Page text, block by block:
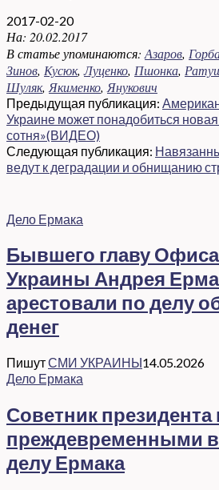
2017-02-20
На: 20.02.2017
В статье упоминаются: Азаров,
Зинов, Кусюк,Луценко, Пшонка,
Шуляк, Якименко, Янукович
Предыдущая публикация:
Украине может понадобиться
сотня»(ВИДЕО)
Следующая публикация:
ведут к деградации и обнищанию
Дело Ермака
Бывшего главу
Украины Андрея
арестовали по делу
денег
ПишутСМИ УКРАИНЫ14.05.2026
Дело Ермака
Советник президента
преждевременными
делу Ермака